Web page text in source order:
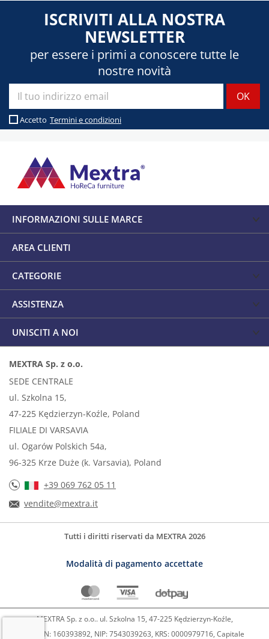
ISCRIVITI ALLA NOSTRA
NEWSLETTER
per essere i primi a conoscere tutte le
nostre novità
Accetto Termini e condizioni
INFORMAZIONI SULLE MARCE
AREA CLIENTI
CATEGORIE
ASSISTENZA
UNISCITI A NOI
MEXTRA Sp. z o.o.
SEDE CENTRALE
ul. Szkolna 15,
47-225 Kędzierzyn-Koźle, Poland
FILIALE DI VARSAVIA
ul. Ogarów Polskich 54a,
96-325 Krze Duże (k. Varsavia), Poland
+39 069 762 05 11
vendite@mextra.it
Tutti i diritti riservati da MEXTRA 2026
Modalità di pagamento accettate
MEXTRA Sp. z o.o.. ul. Szkolna 15, 47-225 Kędzierzyn-Koźle,
REGON: 160393892, NIP: 7543039263, KRS: 0000979716, Capitale